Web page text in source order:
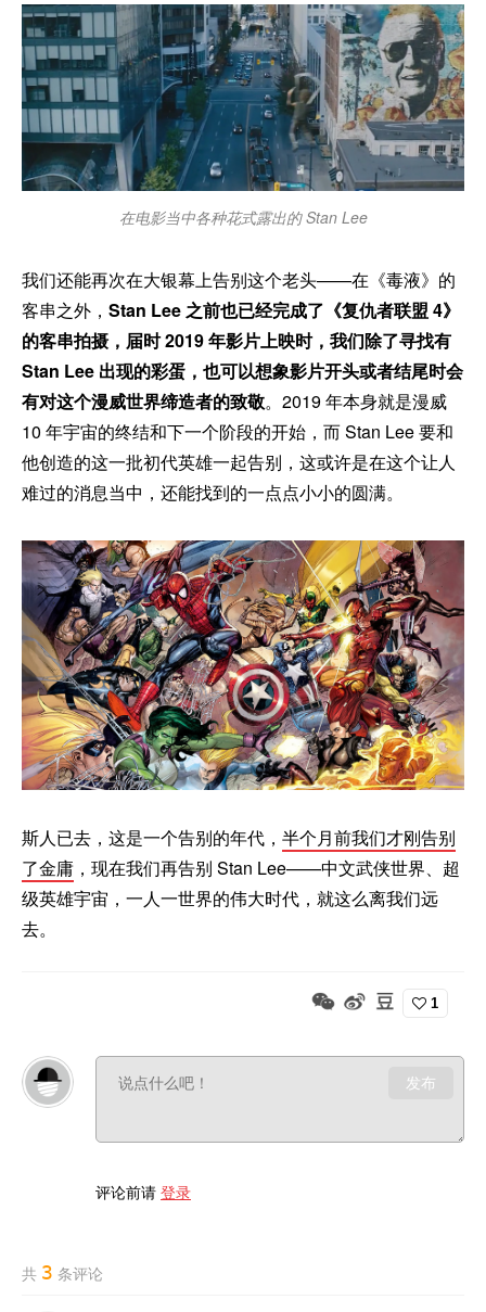
在电影当中各种花式露出的 Stan Lee
我们还能再次在大银幕上告别这个老头——在《毒液》的
客串之外， Stan Lee 之前也已经完成了《复仇者联盟 4》
的客串拍摄，届时 2019 年影片上映时，我们除了寻找有
Stan Lee 出现的彩蛋，也可以想象影片开头或者结尾时会
有对这个漫威世界缔造者的致敬。2019 年本身就是漫威
10 年宇宙的终结和下一个阶段的开始，而 Stan Lee 要和
他创造的这一批初代英雄一起告别，这或许是在这个让人
难过的消息当中，还能找到的一点点小小的圆满。
斯人已去，这是一个告别的年代， 半个月前我们才刚告别
了金庸 ，现在我们再告别 Stan Lee——中文武侠世界、超
级英雄宇宙，一人一世界的伟大时代，就这么离我们远
去。
1
发布
评论前请 登录
共 3 条评论